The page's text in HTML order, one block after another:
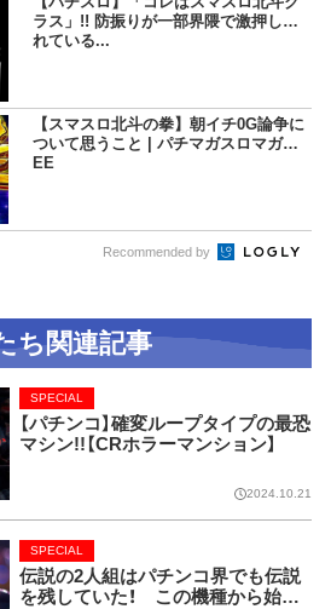
ラス」!! 防振りが一部界隈で激押しさ
れている...
【スマスロ北斗の拳】朝イチ0G論争に
ついて思うこと | パチマガスロマガFR
EE
Recommended by
ち関連記事
【パチンコ】確変ループタイプの最恐
マシン!!【CRホラーマンション】
SPECIAL
2024.10.21
伝説の2人組はパチンコ界でも伝説
を残していた！ この機種から始ま
SPECIAL